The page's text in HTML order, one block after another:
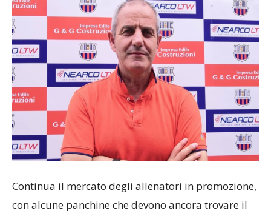
Continua il mercato degli allenatori in promozione,
con alcune panchine che devono ancora trovare il